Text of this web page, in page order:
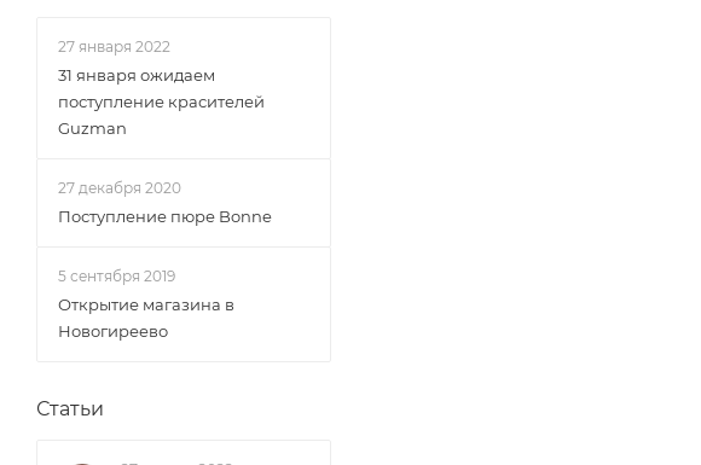
27 января 2022
31 января ожидаем
поступление красителей
Guzman
27 декабря 2020
Поступление пюре Bonne
5 сентября 2019
Открытие магазина в
Новогиреево
Статьи